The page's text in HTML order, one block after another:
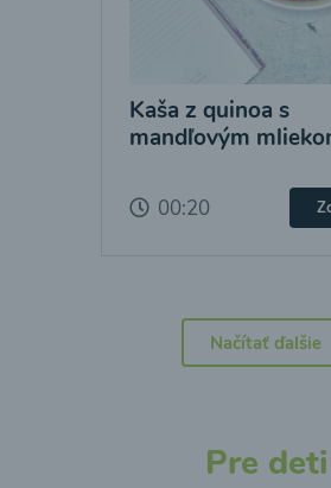
Kaša z quinoa s
mandľovým
00:20
Načítať ďalšie
Pre deti